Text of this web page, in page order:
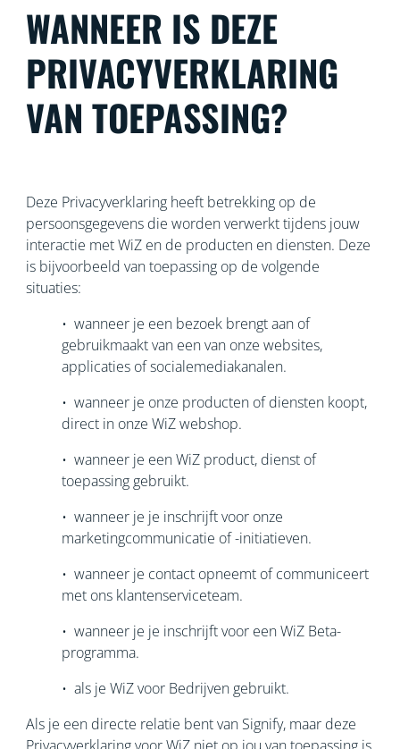
WANNEER IS DEZE
PRIVACYVERKLARING
VAN TOEPASSING?
Deze Privacyverklaring heeft betrekking op de
persoonsgegevens die worden verwerkt tijdens jouw
interactie met WiZ en de producten en diensten. Deze
is bijvoorbeeld van toepassing op de volgende
situaties:
• wanneer je een bezoek brengt aan of
gebruikmaakt van een van onze websites,
applicaties of socialemediakanalen.
• wanneer je onze producten of diensten koopt,
direct in onze WiZ webshop.
• wanneer je een WiZ product, dienst of
toepassing gebruikt.
• wanneer je je inschrijft voor onze
marketingcommunicatie of -initiatieven.
• wanneer je contact opneemt of communiceert
met ons klantenserviceteam.
• wanneer je je inschrijft voor een WiZ Beta-
programma.
• als je WiZ voor Bedrijven gebruikt.
Als je een directe relatie bent van Signify, maar deze